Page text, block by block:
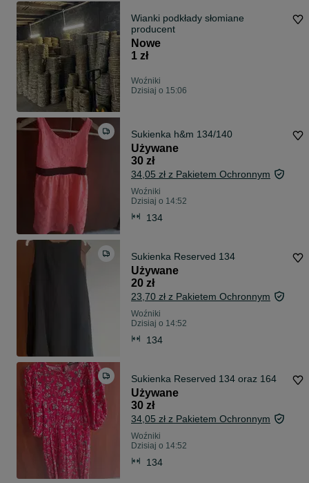
Wianki podkłady słomiane
producent
Nowe
1 zł
Woźniki
Dzisiaj o 15:06
Sukienka h&m 134/140
Używane
30 zł
34,05 zł z Pakietem Ochronnym
Woźniki
Dzisiaj o 14:52
134
Sukienka Reserved 134
Używane
20 zł
23,70 zł z Pakietem Ochronnym
Woźniki
Dzisiaj o 14:52
134
Sukienka Reserved 134 oraz 164
Używane
30 zł
34,05 zł z Pakietem Ochronnym
Woźniki
Dzisiaj o 14:52
134